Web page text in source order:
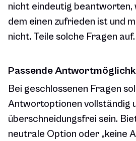
nicht eindeutig beantworten,
dem einen zufrieden ist und
nicht. Teile solche Fragen auf.
Passende
Bei geschlossenen Fragen
Antwortoptionen vollständig
überschneidungsfrei sein.
neutrale Option oder „keine